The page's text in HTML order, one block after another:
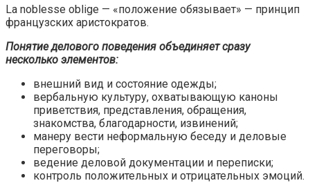
La noblesse oblige — «положение обязывает» — принцип
французских аристократов.
Понятие делового поведения объединяет сразу
несколько элементов:
внешний вид и состояние одежды;
вербальную культуру, охватывающую каноны
приветствия, представления, обращения,
знакомства, благодарности, извинений;
манеру вести неформальную беседу и деловые
переговоры;
ведение деловой документации и переписки;
контроль положительных и отрицательных эмоций.